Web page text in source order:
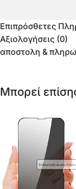
Επιπρόσθετες
Αξιολογήσεις (0)
αποστολη &
Μπορεί
Ενδεικτική φωτογραφία